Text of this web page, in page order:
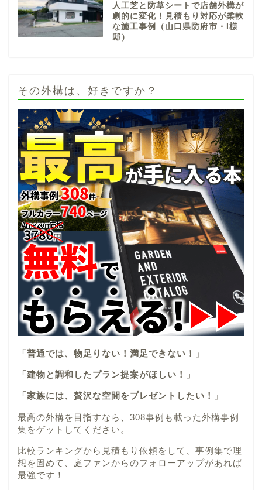
人工芝と防草シートで店舗外構が
劇的に変化！見積もり対応が柔軟
な施工事例（山口県防府市・I様
邸）
その外構は、好きですか？
「普通では、物足りない！満足できない！」
「建物と調和したプラン提案がほしい！」
「家族には、贅沢な空間をプレゼントしたい！」
最高の外構を目指すなら、308事例も載った外構事例
集をゲットしてください。
比較ランキングから見積もり依頼をして、事例集で理
想を固めて、庭ファンからのフォローアップがあれば
最強です！